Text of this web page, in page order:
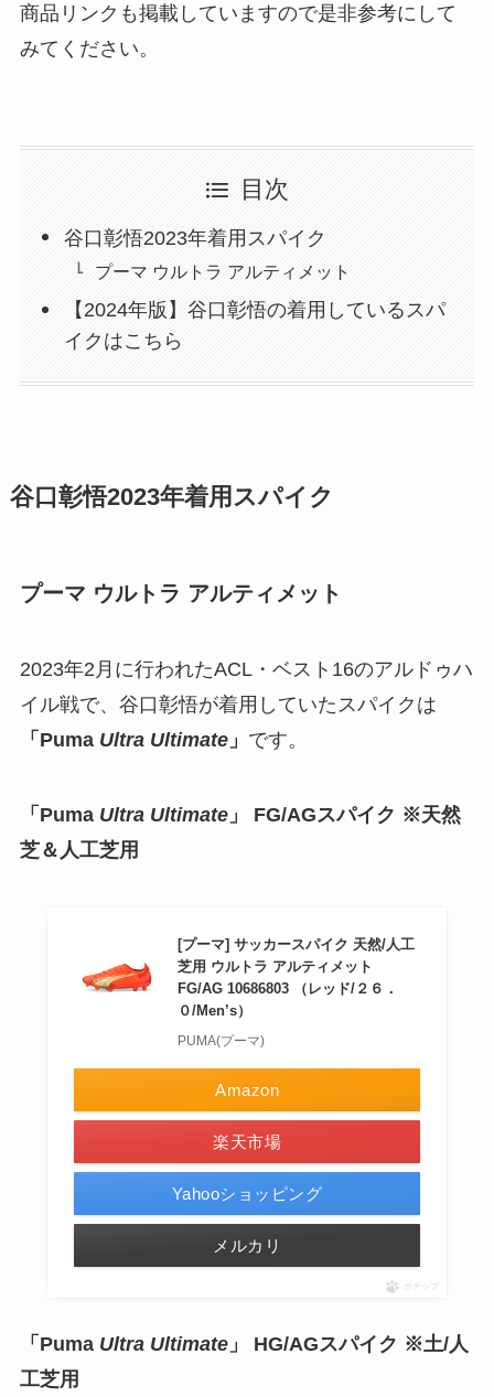
商品リンクも掲載していますので是非参考にして
みてください。
目次
谷口彰悟2023年着用スパイク
プーマ ウルトラ アルティメット
【2024年版】谷口彰悟の着用しているスパ
イクはこちら
谷口彰悟2023年着用スパイク
プーマ ウルトラ アルティメット
2023年2月に行われたACL・ベスト16のアルドゥハ
イル戦で、谷口彰悟が着用していたスパイクは
「Puma Ultra Ultimate」 です。
「Puma Ultra Ultimate」 FG/AGスパイク ※天然
芝＆人工芝用
[プーマ] サッカースパイク 天然/人工
芝用 ウルトラ アルティメット
FG/AG 10686803 （レッド/２６．
０/Men’s）
PUMA(プーマ)
Amazon
楽天市場
Yahooショッピング
メルカリ
ポチップ
「Puma Ultra Ultimate」 HG/AGスパイク ※土/人
工芝用